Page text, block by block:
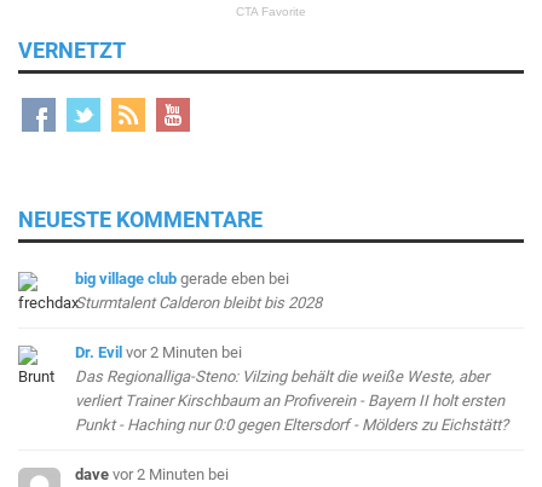
VERNETZT
NEUESTE KOMMENTARE
big village club gerade eben bei
Sturmtalent Calderon bleibt bis 2028
Dr. Evil vor 2 Minuten bei
Das Regionalliga-Steno: Vilzing behält die weiße Weste, aber
verliert Trainer Kirschbaum an Profiverein - Bayern II holt ersten
Punkt - Haching nur 0:0 gegen Eltersdorf - Mölders zu Eichstätt?
dave vor 2 Minuten bei